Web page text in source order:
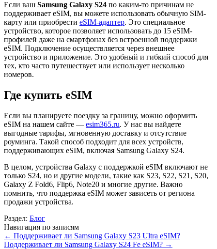
Если ваш Samsung Galaxy S24 по каким-то причинам не
поддерживает eSIM, вы можете использовать обычную SIM-
карту или приобрести eSIM-адаптер. Это специальное
устройство, которое позволяет использовать до 15 eSIM-
профилей даже на смартфонах без встроенной поддержки
eSIM. Подключение осуществляется через внешнее
устройство и приложение. Это удобный и гибкий способ для
тех, кто часто путешествует или использует несколько
номеров.
Где купить eSIM
Если вы планируете поездку за границу, можно оформить
eSIM на нашем сайте — esim365.ru. У нас вы найдете
выгодные тарифы, мгновенную доставку и отсутствие
роуминга. Такой способ подходит для всех устройств,
поддерживающих eSIM, включая Samsung Galaxy S24.
В целом, устройства Galaxy с поддержкой eSIM включают не
только S24, но и другие модели, такие как S23, S22, S21, S20,
Galaxy Z Fold6, Flip6, Note20 и многие другие. Важно
помнить, что поддержка eSIM может зависеть от региона
продажи устройства.
Раздел: Блог
Навигация по записям
← Поддерживает ли Samsung Galaxy S23 Ultra eSIM?
Поддерживает ли Samsung Galaxy S24 Fe eSIM? →